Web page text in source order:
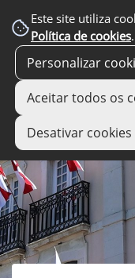
Este site utiliza
Política de cookies.
Personalizar
Aceitar todos os
Desativar
links úteis